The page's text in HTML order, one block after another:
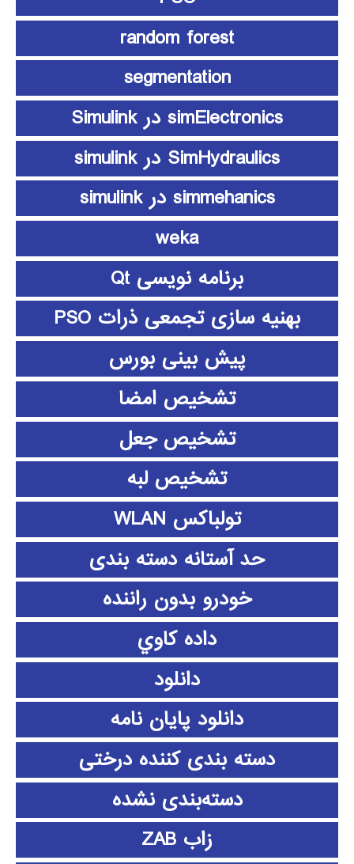
random forest
segmentation
simElectronics در Simulink
SimHydraulics در simulink
simmehanics در simulink
weka
برنامه نویسی Qt
بهنیه سازی تجمعی ذرات PSO
پیش بینی بورس
تشخیص امضا
تشخیص جعل
تشخیص لبه
تولباکس WLAN
حد آستانه دسته بندی
خودرو بدون راننده
داده كاوي
دانلود
دانلود پايان نامه
دسته بندی کننده درختی
دسته‌بندی نشده
زاب ZAB